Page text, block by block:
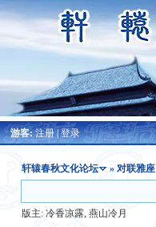
游客:注册|登录
轩辕春秋文化论坛
» 对联雅座
版主: 冷香凉露, 燕山冷月